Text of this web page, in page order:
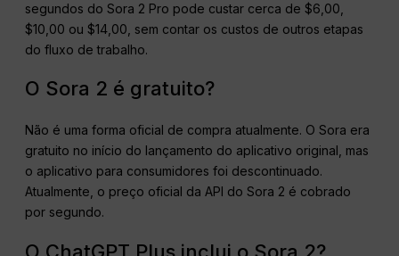
segundos do Sora 2 Pro pode custar cerca de $6,00,
$10,00 ou $14,00, sem contar os custos de outros etapas
do fluxo de trabalho.
O Sora 2 é gratuito?
Não é uma forma oficial de compra atualmente. O Sora era
gratuito no início do lançamento do aplicativo original, mas
o aplicativo para consumidores foi descontinuado.
Atualmente, o preço oficial da API do Sora 2 é cobrado
por segundo.